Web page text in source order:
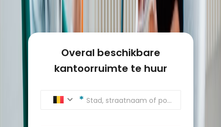
Overal beschikbare
kantoorruimte te huur
Stad, straatnaam of postcode